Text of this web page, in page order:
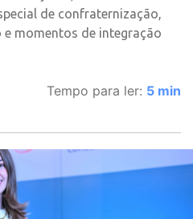
de confraternização,
momentos de integração
Tempo para ler: 5 min